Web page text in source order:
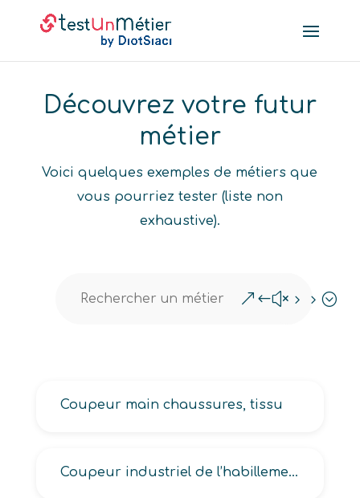
Découvrez votre futur
métier
Voici quelques exemples de métiers que
vous pourriez tester (liste non
exhaustive).
&#x55;
Coupeur main chaussures, tissu
Coupeur industriel de l’habillement et autres fabrications à base d’étoffes